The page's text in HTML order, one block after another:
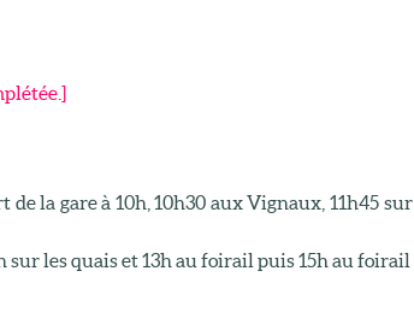
de la gare à 10h, 10h30 aux Vignaux, 11h45 sur
sur les quais et 13h au foirail puis 15h au foirail